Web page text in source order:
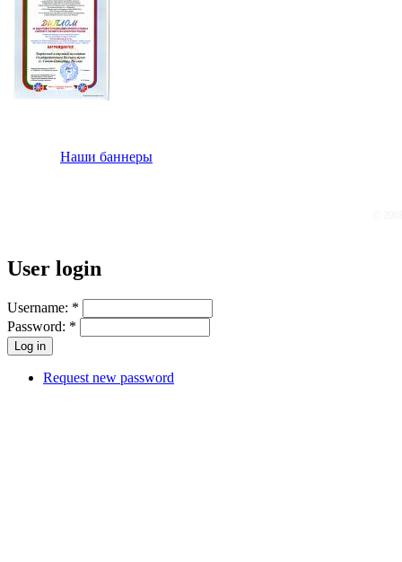
Наши баннеры
User login
Username: *
Password: *
Request new password